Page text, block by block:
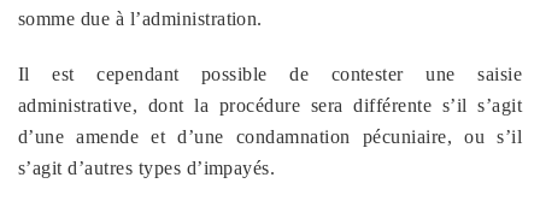
somme due à l’administration.
Il est cependant possible de contester une saisie
administrative, dont la procédure sera différente s’il s’agit
d’une amende et d’une condamnation pécuniaire, ou s’il
s’agit d’autres types d’impayés.